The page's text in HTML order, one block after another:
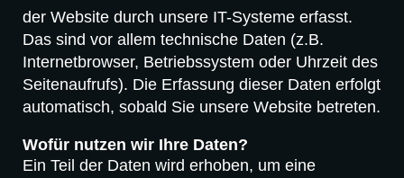
der Website durch unsere IT-Systeme erfasst.
Das sind vor allem technische Daten (z.B.
Internetbrowser, Betriebssystem oder Uhrzeit des
Seitenaufrufs). Die Erfassung dieser Daten erfolgt
automatisch, sobald Sie unsere Website betreten.
Wofür nutzen wir Ihre Daten?
Ein Teil der Daten wird erhoben, um eine